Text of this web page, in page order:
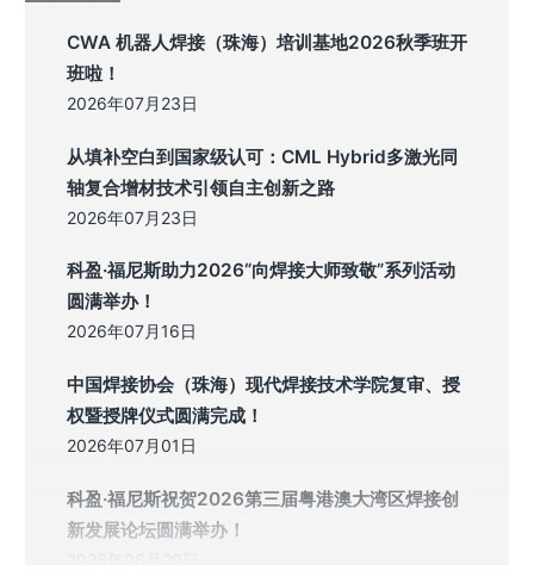
CWA 机器人焊接（珠海）培训基地2026秋季班开
班啦！
2026年07月23日
从填补空白到国家级认可：CML Hybrid多激光同
轴复合增材技术引领自主创新之路
2026年07月23日
科盈·福尼斯助力2026“向焊接大师致敬”系列活动
圆满举办！
2026年07月16日
中国焊接协会（珠海）现代焊接技术学院复审、授
权暨授牌仪式圆满完成！
2026年07月01日
科盈·福尼斯祝贺2026第三届粤港澳大湾区焊接创
新发展论坛圆满举办！